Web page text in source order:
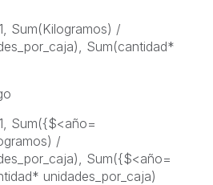
Sum(Kilogramos) /
Sum(cantidad*
Sum({$<año=
/
Sum({$<año=
unidades_por_caja)